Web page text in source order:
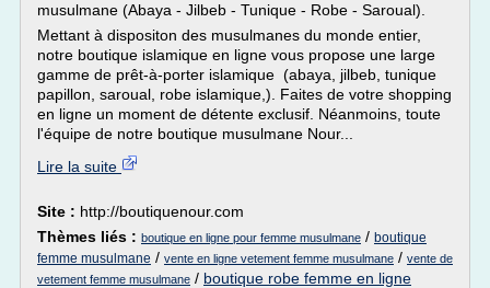
musulmane (Abaya - Jilbeb - Tunique - Robe - Saroual).
Mettant à dispositon des musulmanes du monde entier,
notre boutique islamique en ligne vous propose une large
gamme de prêt-à-porter islamique (abaya, jilbeb, tunique
papillon, saroual, robe islamique,). Faites de votre shopping
en ligne un moment de détente exclusif. Néanmoins, toute
l'équipe de notre boutique musulmane Nour...
Lire la suite
Site : http://boutiquenour.com
Thèmes liés : boutique en ligne pour femme musulmane / boutique
femme musulmane / vente en ligne vetement femme musulmane / vente de
vetement femme musulmane / boutique robe femme en ligne